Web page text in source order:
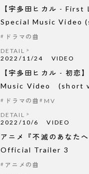
【宇多田ヒカル -
Special Music Video
ドラマの曲
DETAIL
2022/11/24
VIDEO
【宇多田ヒカル - 初
Music Video (short
ドラマの曲
MV
DETAIL
2022/10/6
VIDEO
アニメ『不滅のあなた
Official Trailer 3
アニメの曲